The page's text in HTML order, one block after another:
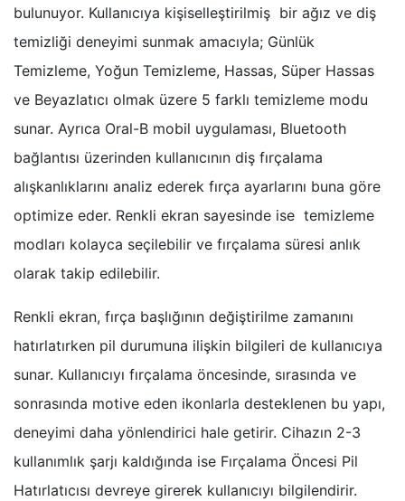
bulunuyor. Kullanıcıya kişiselleştirilmiş bir ağız ve diş
temizliği deneyimi sunmak amacıyla; Günlük
Temizleme, Yoğun Temizleme, Hassas, Süper Hassas
ve Beyazlatıcı olmak üzere 5 farklı temizleme modu
sunar. Ayrıca Oral-B mobil uygulaması, Bluetooth
bağlantısı üzerinden kullanıcının diş fırçalama
alışkanlıklarını analiz ederek fırça ayarlarını buna göre
optimize eder. Renkli ekran sayesinde ise temizleme
modları kolayca seçilebilir ve fırçalama süresi anlık
olarak takip edilebilir.
Renkli ekran, fırça başlığının değiştirilme zamanını
hatırlatırken pil durumuna ilişkin bilgileri de kullanıcıya
sunar. Kullanıcıyı fırçalama öncesinde, sırasında ve
sonrasında motive eden ikonlarla desteklenen bu yapı,
deneyimi daha yönlendirici hale getirir. Cihazın 2-3
kullanımlık şarjı kaldığında ise Fırçalama Öncesi Pil
Hatırlatıcısı devreye girerek kullanıcıyı bilgilendirir.